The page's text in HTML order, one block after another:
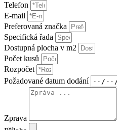
Telefon
E-mail
Preferovaná značka
Specifická řada
Dostupná plocha v m2
Počet kusů
Rozpočet
Požadované datum dodání
Zprava